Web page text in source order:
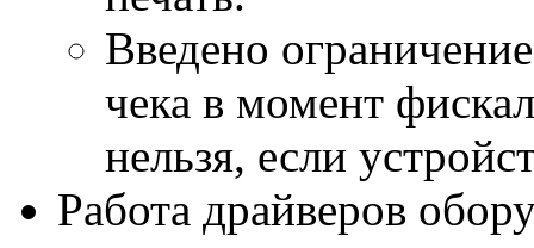
Введено
чека в момент
нельзя, если
Работа драйверов